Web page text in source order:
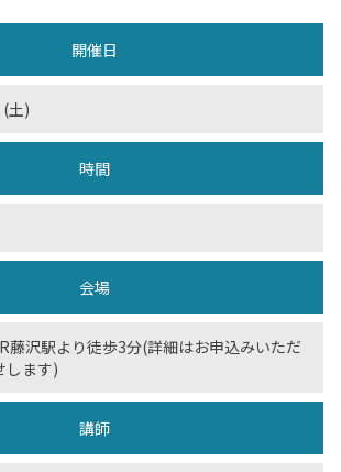
開催日
土)
時間
会場
藤沢駅より徒歩3分(詳細はお申込みいただ
します)
講師